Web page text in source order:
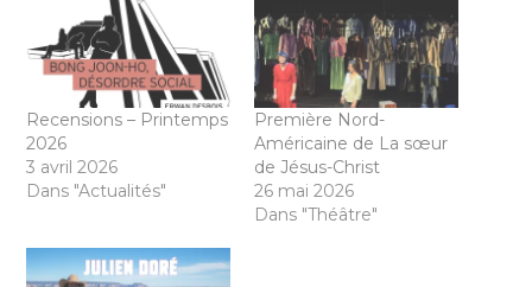
Recensions – Printemps
2026
3 avril 2026
Dans "Actualités"
Première Nord-
Américaine de La sœur
de Jésus-Christ
26 mai 2026
Dans "Théâtre"